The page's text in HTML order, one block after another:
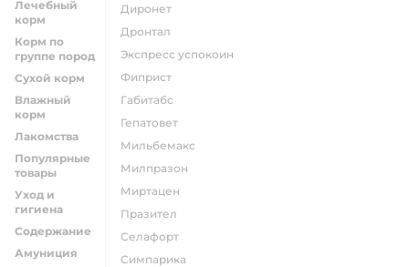
Лечебный
корм
Корм по
группе пород
Сухой корм
Влажный
корм
Лакомства
Популярные
товары
Уход и
гигиена
Содержание
Амуниция
диронет
дронтал
экспресс успокоин
фиприст
габитабс
гепатовет
мильбемакс
милпразон
миртацен
празител
селафорт
симпарика